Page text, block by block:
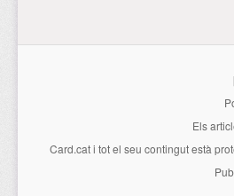
Els
Card.cati tot el seu contingut està